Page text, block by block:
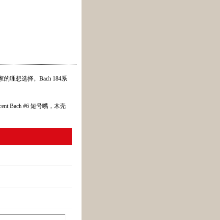
的理想选择。Bach 184系
Bach #6 短号嘴，木壳